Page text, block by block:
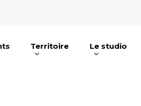
Territoire Le studio